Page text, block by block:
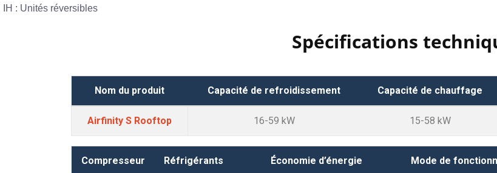
IH : Unités réversibles
Spécifications
Nom du produit Capacité de refroidissement Capacité de chauffage
Airfinity S Rooftop 16-59 kW 15-58 kW
Compresseur Réfrigérants Économie d’énergie Mode de